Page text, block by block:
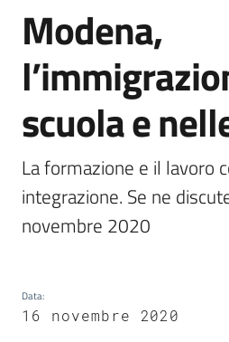
Novità
Servizi
Leggi
Atti
Bandi
Piani
Salta al contenuto
Modena,
scuola e
La formazione e il lavoro
integrazione. Se ne
novembre 2020
Data:
16 novembre 2020